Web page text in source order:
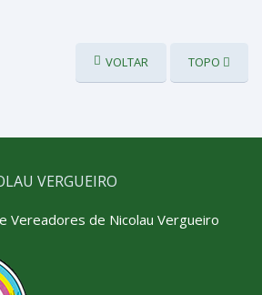
VOLTAR TOPO
VERGUEIRO
Vereadores de Nicolau Vergueiro